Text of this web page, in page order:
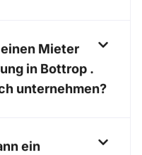
Mieter
in Bottrop .
unternehmen?
ein